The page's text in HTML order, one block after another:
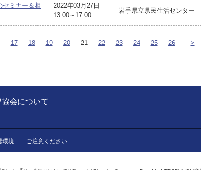
セミナー＆相
2022年03月27日
13:00～17:00
岩手県立県民生活センター
17 18 19 20 21 22 23 24 25 26 >
協会について
環境 ご注意ください
®